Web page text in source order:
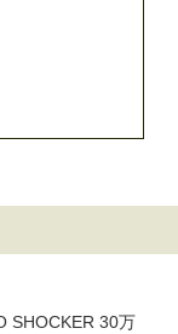
SHOCKER 30万